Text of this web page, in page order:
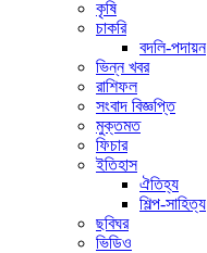
কৃষি
চাকরি
বদলি-পদায়ন
ভিন্ন খবর
রাশিফল
সংবাদ বিজ্ঞপ্তি
মুক্তমত
ফিচার
ইতিহাস
ঐতিহ্য
শিল্প-সাহিত্য
ছবিঘর
ভিডিও